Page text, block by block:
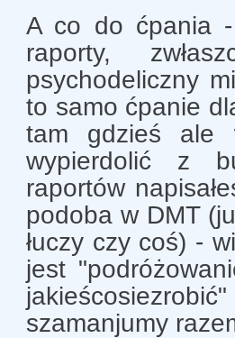
A co do ćpania
raporty,
psychodeliczny
to samo ćpanie
tam gdzieś ale
wypierdolić z
raportów
podoba w DMT
łuczy czy coś) -
jest
szamanjumy